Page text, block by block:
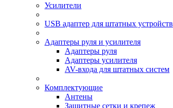
Усилители
USB адаптер для штатных устройств
Адаптеры руля и усилителя
Адаптеры руля
Адаптеры усилителя
AV-входа для штатных систем
Комплектующие
Антены
Защитные сетки и крепеж